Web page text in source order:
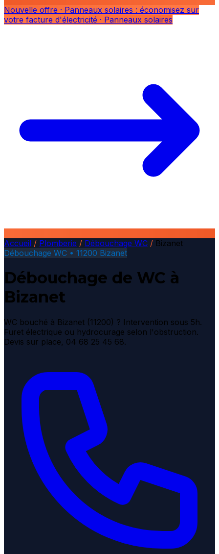
Nouvelle offre · Panneaux solaires : économisez sur
votre facture d'électricité · Panneaux solaires
Accueil / Plomberie / Débouchage WC / Bizanet
Débouchage WC • 11200 Bizanet
Débouchage de WC à
Bizanet
WC bouché à Bizanet (11200) ? Intervention sous 5h.
Furet électrique ou hydrocurage selon l'obstruction.
Devis sur place, 04 68 25 45 68.